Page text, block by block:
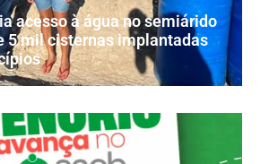
acesso à água no semiárido
5 mil cisternas implantadas